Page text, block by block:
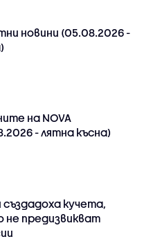
новини (05.08.2026 -
на NOVA
- лятна късна)
създадоха кучета,
не предизвикват